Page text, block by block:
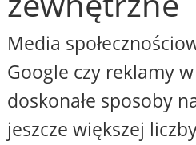
Media
Google czy reklamy
doskonałe sposoby
jeszcze większej